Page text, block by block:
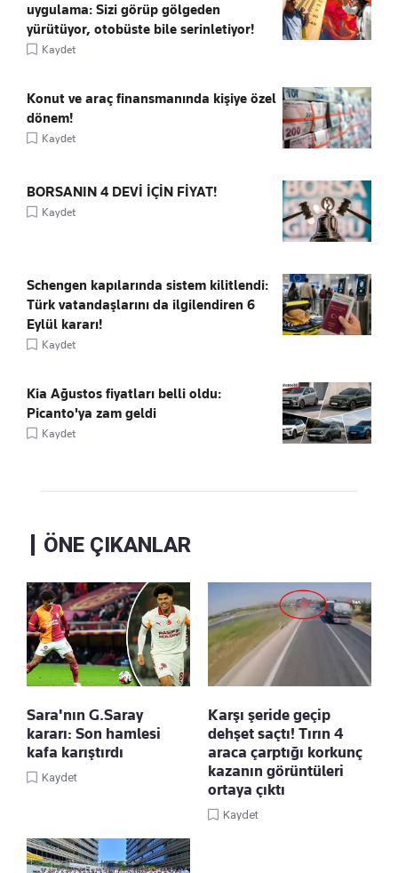
uygulama: Sizi görüp gölgeden
yürütüyor, otobüste bile serinletiyor!
Kaydet
Konut ve araç finansmanında kişiye özel
dönem!
Kaydet
BORSANIN 4 DEVİ İÇİN FİYAT!
Kaydet
Schengen kapılarında sistem kilitlendi:
Türk vatandaşlarını da ilgilendiren 6
Eylül kararı!
Kaydet
Kia Ağustos fiyatları belli oldu:
Picanto'ya zam geldi
Kaydet
ÖNE ÇIKANLAR
Sara'nın G.Saray
kararı: Son hamlesi
kafa karıştırdı
Kaydet
Karşı şeride geçip
dehşet saçtı! Tırın 4
araca çarptığı korkunç
kazanın görüntüleri
ortaya çıktı
Kaydet